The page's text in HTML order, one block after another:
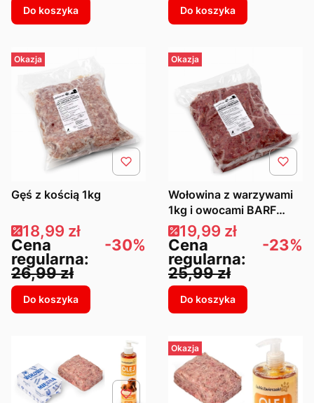
Do koszyka Do koszyka
Okazja
Gęś z kością 1kg
Cena promocyjna
18,99 zł
Cena
regularna:
26,99 zł
-30%
Do koszyka
Okazja
Wołowina z warzywami
1kg i owocami BARF
Premium
Cena promocyjna
19,99 zł
Cena
regularna:
25,99 zł
-23%
Do koszyka
Okazja